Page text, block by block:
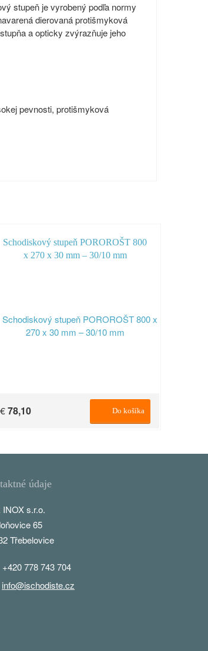
stupeň je vyrobený podľa normy
dierovaná protišmyková
a opticky zvýrazňuje jeho
pevnosti, protišmyková
Schodiskový stupeň POROROŠT 800
x 270 x 30 mm – 30/10 mm
Do košíka
€78,10
údaje
INOX s.r.o.
65
Třebelovice
+420 778 743 704
info@ischodiste.cz